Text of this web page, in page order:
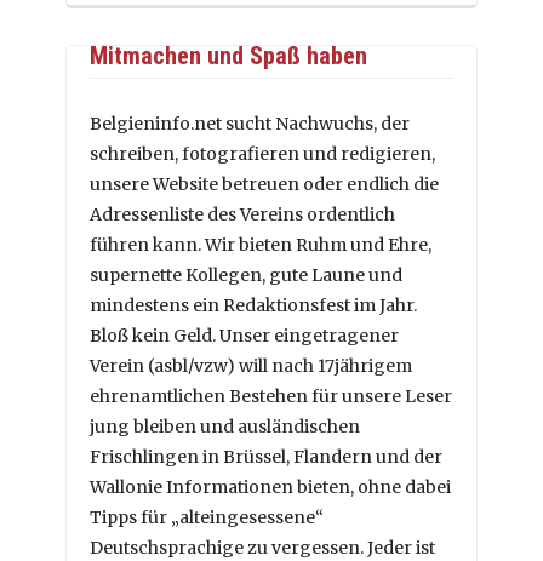
Mitmachen und Spaß haben
Belgieninfo.net sucht Nachwuchs, der
schreiben, fotografieren und redigieren,
unsere Website betreuen oder endlich die
Adressenliste des Vereins ordentlich
führen kann. Wir bieten Ruhm und Ehre,
supernette Kollegen, gute Laune und
mindestens ein Redaktionsfest im Jahr.
Bloß kein Geld. Unser eingetragener
Verein (asbl/vzw) will nach 17jährigem
ehrenamtlichen Bestehen für unsere Leser
jung bleiben und ausländischen
Frischlingen in Brüssel, Flandern und der
Wallonie Informationen bieten, ohne dabei
Tipps für „alteingesessene“
Deutschsprachige zu vergessen. Jeder ist